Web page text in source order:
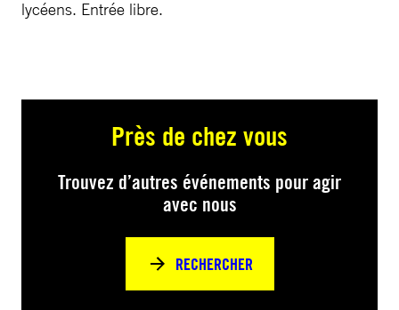
lycéens. Entrée libre.
Près de chez vous
Trouvez d’autres événements pour agir
avec nous
RECHERCHER